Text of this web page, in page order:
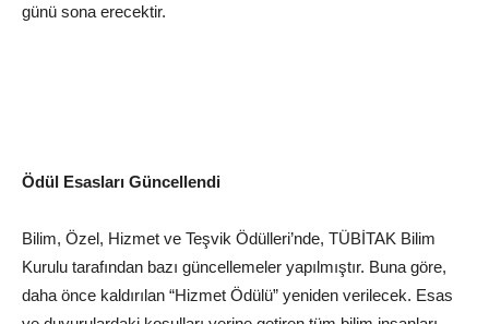
günü sona erecektir.
Ödül Esasları Güncellendi
Bilim, Özel, Hizmet ve Teşvik Ödülleri’nde, TÜBİTAK Bilim
Kurulu tarafından bazı güncellemeler yapılmıştır. Buna göre,
daha önce kaldırılan “Hizmet Ödülü” yeniden verilecek. Esas